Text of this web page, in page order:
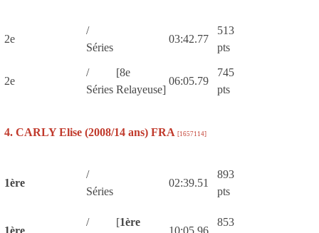
2e
/
Séries
03:42.77
513
pts
2e
/
Séries
[8e
Relayeuse]
06:05.79
745
pts
4. CARLY Elise (2008/14 ans) FRA [1657114]
1ère
/
Séries
02:39.51
893
pts
1ère
/
[1ère
10:05.96
853